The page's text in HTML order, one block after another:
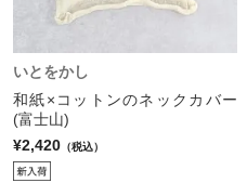
いとをかし
和紙×コットンのネックカバー
(富士山)
¥2,420 （税込）